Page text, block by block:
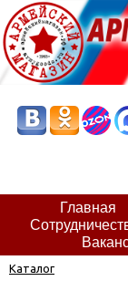
Главная
Каталог